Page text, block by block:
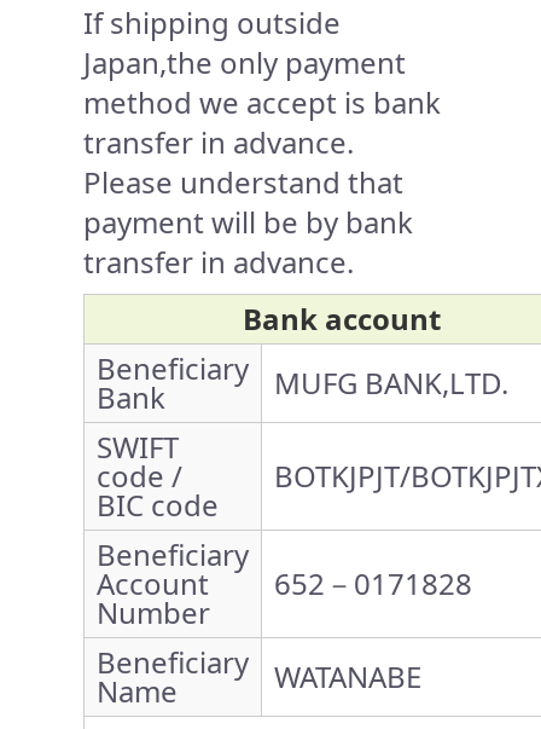
If shipping outside
Japan,the only payment
method we accept is bank
transfer in advance.
Please understand that
payment will be by bank
transfer in advance.
Bank account
Beneficiary
Bank
MUFG BANK,LTD.
SWIFT
code /
BIC code
BOTKJPJT/
Beneficiary
Account
Number
652－0171828
Beneficiary
Name WATANABE